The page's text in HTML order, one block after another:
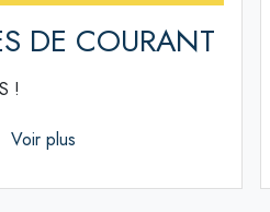
DE COURANT
!
Voir plus